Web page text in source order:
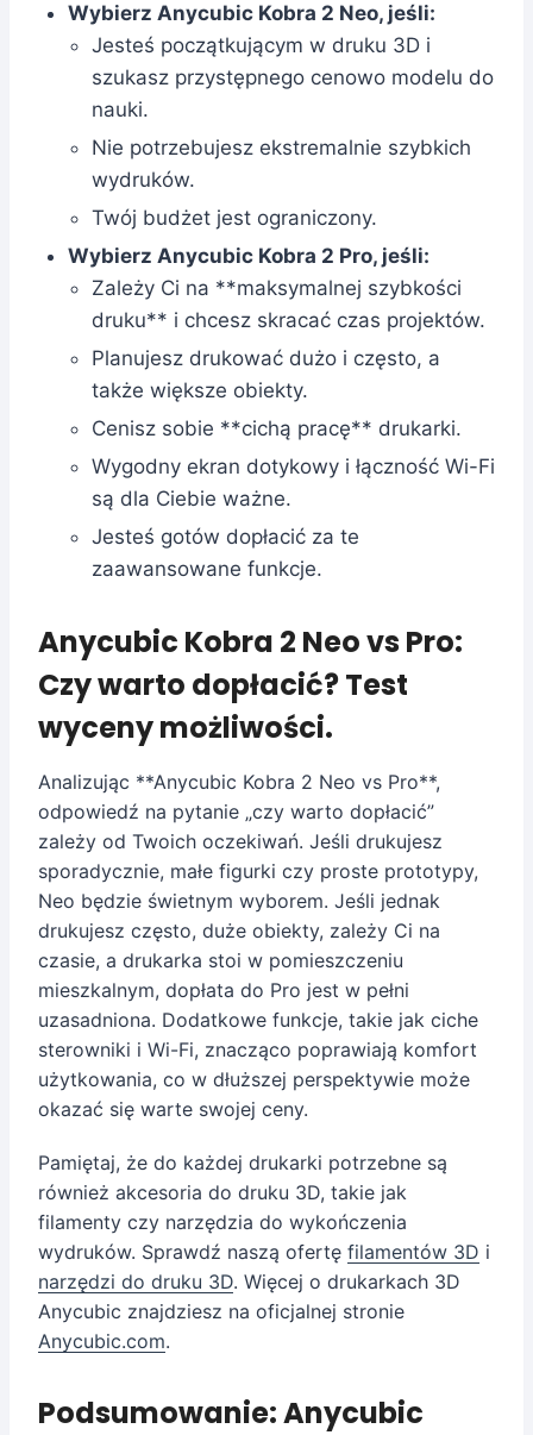
Wybierz Anycubic Kobra 2 Neo, jeśli:
Jesteś początkującym w druku 3D i
szukasz przystępnego cenowo modelu do
nauki.
Nie potrzebujesz ekstremalnie szybkich
wydruków.
Twój budżet jest ograniczony.
Wybierz Anycubic Kobra 2 Pro, jeśli:
Zależy Ci na **maksymalnej szybkości
druku** i chcesz skracać czas projektów.
Planujesz drukować dużo i często, a
także większe obiekty.
Cenisz sobie **cichą pracę** drukarki.
Wygodny ekran dotykowy i łączność Wi-Fi
są dla Ciebie ważne.
Jesteś gotów dopłacić za te
zaawansowane funkcje.
Anycubic Kobra 2 Neo vs Pro:
Czy warto dopłacić? Test
wyceny możliwości.
Analizując **Anycubic Kobra 2 Neo vs Pro**,
odpowiedź na pytanie „czy warto dopłacić”
zależy od Twoich oczekiwań. Jeśli drukujesz
sporadycznie, małe figurki czy proste prototypy,
Neo będzie świetnym wyborem. Jeśli jednak
drukujesz często, duże obiekty, zależy Ci na
czasie, a drukarka stoi w pomieszczeniu
mieszkalnym, dopłata do Pro jest w pełni
uzasadniona. Dodatkowe funkcje, takie jak ciche
sterowniki i Wi-Fi, znacząco poprawiają komfort
użytkowania, co w dłuższej perspektywie może
okazać się warte swojej ceny.
Pamiętaj, że do każdej drukarki potrzebne są
również akcesoria do druku 3D, takie jak
filamenty czy narzędzia do wykończenia
wydruków. Sprawdź naszą ofertę filamentów 3D i
narzędzi do druku 3D. Więcej o drukarkach 3D
Anycubic znajdziesz na oficjalnej stronie
Anycubic.com.
Podsumowanie: Anycubic